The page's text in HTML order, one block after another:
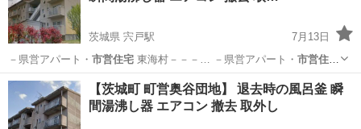
茨城県 宍戸駅
7月13日
－県営アパート・ 市営住宅東海村－－－… －県営アパート・ 市営住宅
石岡市－－－… 県営アパート・市営住宅かすみがうら… －県営アパ
ート・市営住宅 つくば市－－… －県営アパート・市営住宅阿見町－
－－… －県営...
茨城 笠間市 宍戸駅 その他 市営住宅
【茨城町 町営奥谷団地】 退去時の風呂釜 瞬
間湯沸し器 エアコン 撤去 取外し